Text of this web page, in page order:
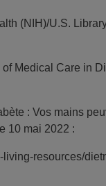
(NIH)/U.S.
Medical Care in
: Vos mains
10 mai 2022 :
resources/